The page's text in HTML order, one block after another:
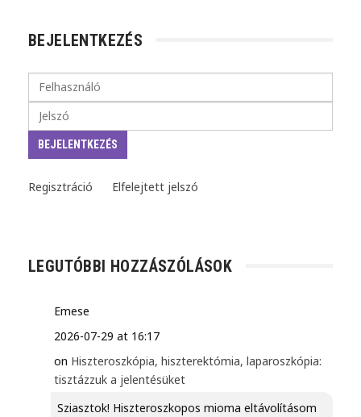
BEJELENTKEZÉS
Regisztráció Elfelejtett jelszó
LEGUTÓBBI HOZZÁSZÓLÁSOK
Emese
2026-07-29 at 16:17
on Hiszteroszkópia, hiszterektómia, laparoszkópia:
tisztázzuk a jelentésüket
Sziasztok! Hiszteroszkopos mioma eltávolításom